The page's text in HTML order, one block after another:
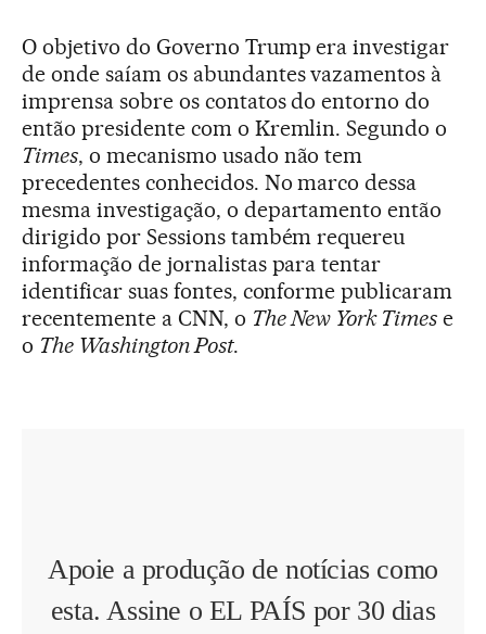
O objetivo do Governo Trump era investigar
de onde saíam os abundantes vazamentos à
imprensa sobre os contatos do entorno do
então presidente com o Kremlin. Segundo o
Times, o mecanismo usado não tem
precedentes conhecidos. No marco dessa
mesma investigação, o departamento então
dirigido por Sessions também requereu
informação de jornalistas para tentar
identificar suas fontes, conforme publicaram
recentemente a CNN, o The New York Times e
o The Washington Post.
Apoie a produção de notícias como
esta. Assine o EL PAÍS por 30 dias